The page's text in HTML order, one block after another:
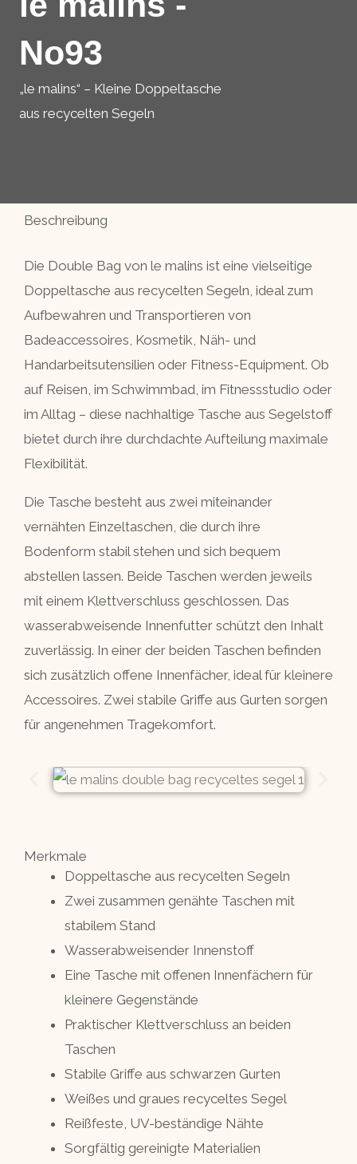
No93
„le malins“ – Kleine Doppeltasche
aus recycelten Segeln
Beschreibung
Die Double Bag von le malins ist eine vielseitige
Doppeltasche aus recycelten Segeln, ideal zum
Aufbewahren und Transportieren von
Badeaccessoires, Kosmetik, Näh- und
Handarbeitsutensilien oder Fitness-Equipment. Ob
auf Reisen, im Schwimmbad, im Fitnessstudio oder
im Alltag – diese nachhaltige Tasche aus Segelstoff
bietet durch ihre durchdachte Aufteilung maximale
Flexibilität.
Die Tasche besteht aus zwei miteinander
vernähten Einzeltaschen, die durch ihre
Bodenform stabil stehen und sich bequem
abstellen lassen. Beide Taschen werden jeweils
mit einem Klettverschluss geschlossen. Das
wasserabweisende Innenfutter schützt den Inhalt
zuverlässig. In einer der beiden Taschen befinden
sich zusätzlich offene Innenfächer, ideal für kleinere
Accessoires. Zwei stabile Griffe aus Gurten sorgen
für angenehmen Tragekomfort.
Merkmale
Doppeltasche aus recycelten Segeln
Zwei zusammen genähte Taschen mit
stabilem Stand
Wasserabweisender Innenstoff
Eine Tasche mit offenen Innenfächern für
kleinere Gegenstände
Praktischer Klettverschluss an beiden
Taschen
Stabile Griffe aus schwarzen Gurten
Weißes und graues recyceltes Segel
Reißfeste, UV-beständige Nähte
Sorgfältig gereinigte Materialien